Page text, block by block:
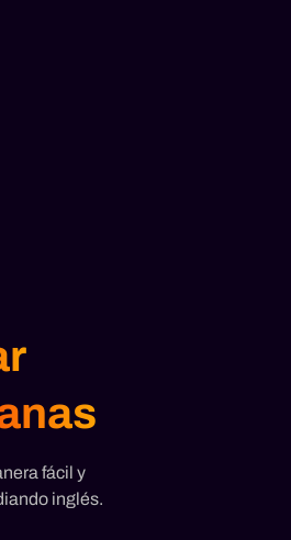
fácil y
inglés.